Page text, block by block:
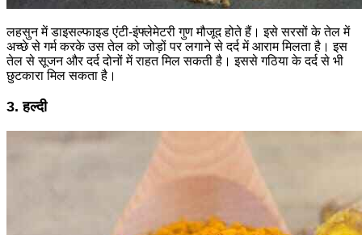
लहसुन में डाइसल्फाइड एंटी-इंफ्लेमेटरी गुण मौजूद होते हैं। इसे सरसों के तेल में
अच्छे से गर्म करके उस तेल को जोड़ों पर लगाने से दर्द में आराम मिलता है। इस
तेल से सूजन और दर्द दोनों में राहत मिल सकती है। इससे गठिया के दर्द से भी
छुटकारा मिल सकता है।
3. हल्दी